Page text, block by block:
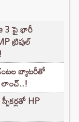
3 పై భారీ
ట్రిపుల్
బ్యాటరీతో
లాంచ్..!
HP